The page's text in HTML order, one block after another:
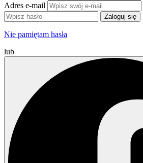
Adres e-mail
Zaloguj się
Nie pamiętam hasła
lub